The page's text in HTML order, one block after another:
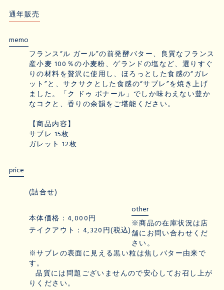
通年販売
memo
フランス“ル ガール”の前発酵バター、良質なフランス
産小麦 100％の小麦粉、ゲランドの塩など、選りすぐ
りの材料を贅沢に使用し、ほろっとした食感の“ガレ
ット”と、サクサクとした食感の“サブレ”を焼き上げ
ました。「ク ドゥ ボナール」でしか味わえない豊か
なコクと、香りの余韻をご堪能ください。
【商品内容】
サブレ 15枚
ガレット 12枚
price
(詰合せ)
本体価格：4,000円
テイクアウト：4,320円(税込)
other
※商品の在庫状況は店
舗にお問い合わせくだ
さい。
※サブレの表面に見える黒い粒は焦しバター由来で
す。
品質には問題ございませんので安心してお召し上が
りください。